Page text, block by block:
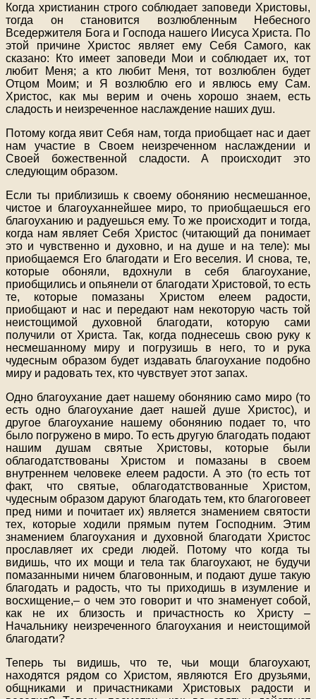
Когда христианин строго соблюдает заповеди Христовы,
тогда он становится возлюбленным Небесного
Вседержителя Бога и Господа нашего Иисуса Христа. По
этой причине Христос являет ему Себя Самого, как
сказано: Кто имеет заповеди Мои и соблюдает их, тот
любит Меня; а кто любит Меня, тот возлюблен будет
Отцом Моим; и Я возлюблю его и явлюсь ему Сам.
Христос, как мы верим и очень хорошо знаем, есть
сладость и неизреченное наслаждение наших душ.
Потому когда явит Себя нам, тогда приобщает нас и дает
нам участие в Своем неизреченном наслаждении и
Своей божественной сладости. А происходит это
следующим образом.
Если ты приблизишь к своему обонянию несмешанное,
чистое и благоуханнейшее миро, то приобщаешься его
благоуханию и радуешься ему. То же происходит и тогда,
когда нам являет Себя Христос (читающий да понимает
это и чувственно и духовно, и на душе и на теле): мы
приобщаемся Его благодати и Его веселия. И снова, те,
которые обоняли, вдохнули в себя благоухание,
приобщились и опьянели от благодати Христовой, то есть
те, которые помазаны Христом елеем радости,
приобщают и нас и передают нам некоторую часть той
неистощимой духовной благодати, которую сами
получили от Христа. Так, когда поднесешь свою руку к
несмешанному миру и погрузишь в него, то и рука
чудесным образом будет издавать благоухание подобно
миру и радовать тех, кто чувствует этот запах.
Одно благоухание дает нашему обонянию само миро (то
есть одно благоухание дает нашей душе Христос), и
другое благоухание нашему обонянию подает то, что
было погружено в миро. То есть другую благодать подают
нашим душам святые Христовы, которые были
облагодатствованы Христом и помазаны в своем
внутреннем человеке елеем радости. А это (то есть тот
факт, что святые, облагодатствованные Христом,
чудесным образом даруют благодать тем, кто благоговеет
пред ними и почитает их) является знамением святости
тех, которые ходили прямым путем Господним. Этим
знамением благоухания и духовной благодати Христос
прославляет их среди людей. Потому что когда ты
видишь, что их мощи и тела так благоухают, не будучи
помазанными ничем благовонным, и подают душе такую
благодать и радость, что ты приходишь в изумление и
восхищение,– о чем это говорит и что знаменует собой,
как не их близость и причастность ко Христу –
Начальнику неизреченного благоухания и неистощимой
благодати?
Теперь ты видишь, что те, чьи мощи благоухают,
находятся рядом со Христом, являются Его друзьями,
общниками и причастниками Христовых радости и